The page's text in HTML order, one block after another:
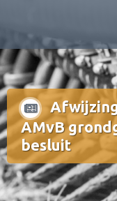
inhoud
AMvB
besluit